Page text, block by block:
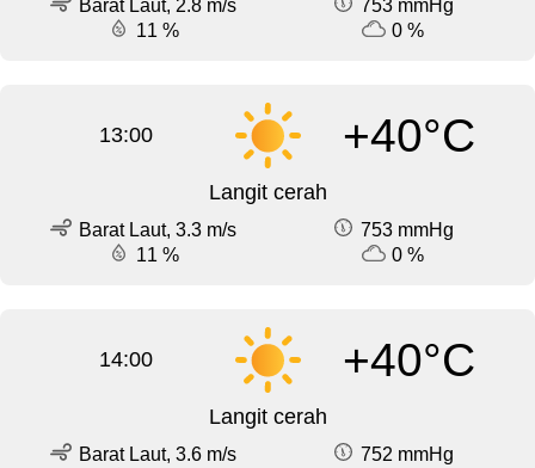
Barat Laut, 2.8 m/s
753 mmHg
11 %
0 %
13:00 +40°C
Langit cerah
Barat Laut, 3.3 m/s
753 mmHg
11 %
0 %
14:00 +40°C
Langit cerah
Barat Laut, 3.6 m/s
752 mmHg